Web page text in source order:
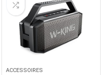
ACCESSOIRES